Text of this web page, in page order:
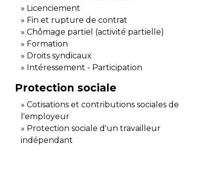
Licenciement
Fin et rupture de contrat
Chômage partiel (activité partielle)
Formation
Droits syndicaux
Intéressement - Participation
Protection sociale
Cotisations et contributions sociales de
l'employeur
Protection sociale d'un travailleur
indépendant